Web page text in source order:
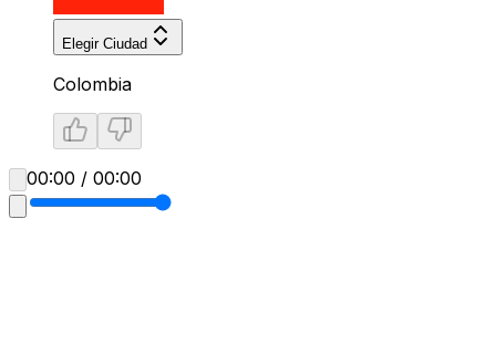
Elegir Ciudad
Colombia
00:00 / 00:00